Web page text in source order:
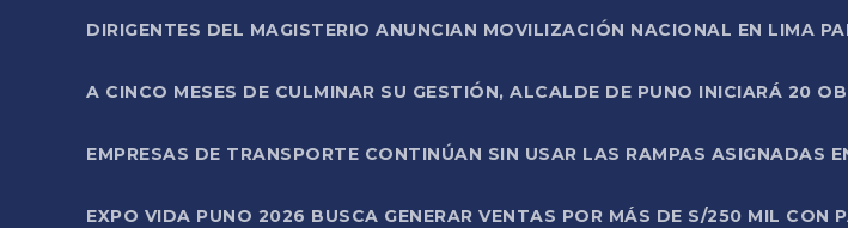
DIRIGENTES DEL MAGISTERIO ANUNCIAN MOVILIZACIÓN NACIONAL EN LIMA
A CINCO MESES DE CULMINAR SU GESTIÓN, ALCALDE DE PUNO INICIARÁ 20
EMPRESAS DE TRANSPORTE CONTINÚAN SIN USAR LAS RAMPAS ASIGNADAS
EXPO VIDA PUNO 2026 BUSCA GENERAR VENTAS POR MÁS DE S/250 MIL CON